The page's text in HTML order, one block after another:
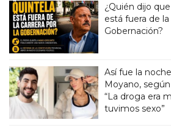
¿Quién dijo
está fuera de
Gobernación?
Así fue la
Moyano,
“La droga era
tuvimos sexo”